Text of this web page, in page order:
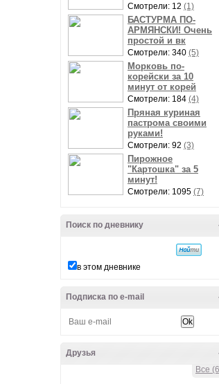
Смотрели: 12 (1)
БАСТУРМА ПО-
АРМЯНСКИ! Очень
простой и вк
Смотрели: 340 (5)
Морковь по-
корейски за 10
минут от корей
Смотрели: 184 (4)
Пряная куриная
пастрома своими
руками!
Смотрели: 92 (3)
Пирожное
"Картошка" за 5
минут!
Смотрели: 1095 (7)
Поиск по дневнику
в этом дневнике
Подписка по e-mail
Друзья
Все